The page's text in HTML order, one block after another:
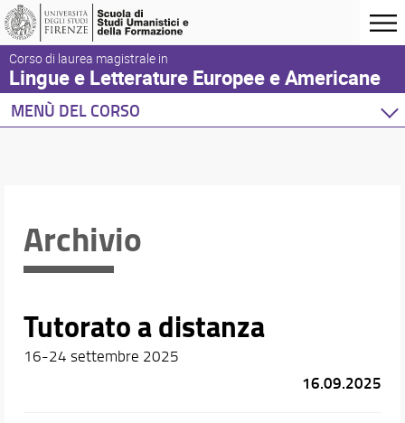
Corso di laurea magistrale in
Lingue e Letterature Europee e Americane
MENÙ DEL CORSO
Orientamento
Docenti
Orario e calendari
Archivio
Tutorato a distanza
16-24 settembre 2025
16.09.2025